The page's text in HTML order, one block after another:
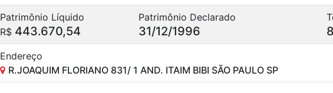
Patrimônio Líquido
R$ 443.670,54
Patrimônio Declarado
31/12/1996
Endereço
R.JOAQUIM FLORIANO 831/ 1 AND. ITAIM BIBI SÃO PAULO SP